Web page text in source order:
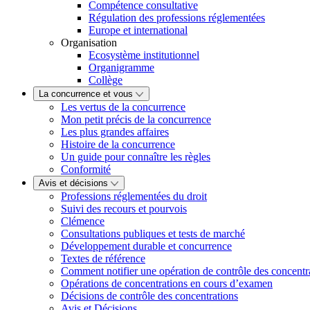
Compétence consultative
Régulation des professions réglementées
Europe et international
Organisation
Ecosystème institutionnel
Organigramme
Collège
La concurrence et vous
Les vertus de la concurrence
Mon petit précis de la concurrence
Les plus grandes affaires
Histoire de la concurrence
Un guide pour connaître les règles
Conformité
Avis et décisions
Professions réglementées du droit
Suivi des recours et pourvois
Clémence
Consultations publiques et tests de marché
Développement durable et concurrence
Textes de référence
Comment notifier une opération de contrôle des
Opérations de concentrations en cours d’examen
Décisions de contrôle des concentrations